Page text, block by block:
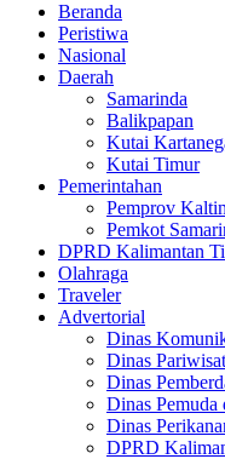
Beranda
Peristiwa
Nasional
Daerah
Samarinda
Balikpapan
Kutai
Kutai Timur
Pemerintahan
Pemprov
Pemkot
DPRD Kalimantan
Olahraga
Traveler
Advertorial
Dinas
Dinas
Dinas
Dinas Pemuda
Dinas
DPRD